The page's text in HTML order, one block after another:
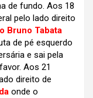
de fundo. Aos 18
pelo lado direito
Bruno Tabata
de pé esquerdo
e sai pela
Aos 21
direito de
onde o